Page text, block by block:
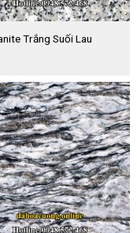
Trắng Suối Lau